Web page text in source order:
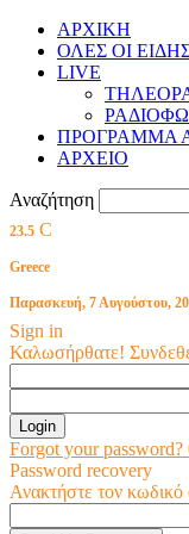
ΑΡΧΙΚΗ
ΟΛΕΣ ΟΙ
LIVE
ΠΡΟΓΡΑΜΜΑ
ΑΡΧΕΙΟ
Αναζήτηση
23.5 C
Greece
Παρασκευή, 7 Αυγούστου,
Sign in
Καλωσήρθατε!
Forgot your password?
Password recovery
Ανακτήστε τον κωδικό